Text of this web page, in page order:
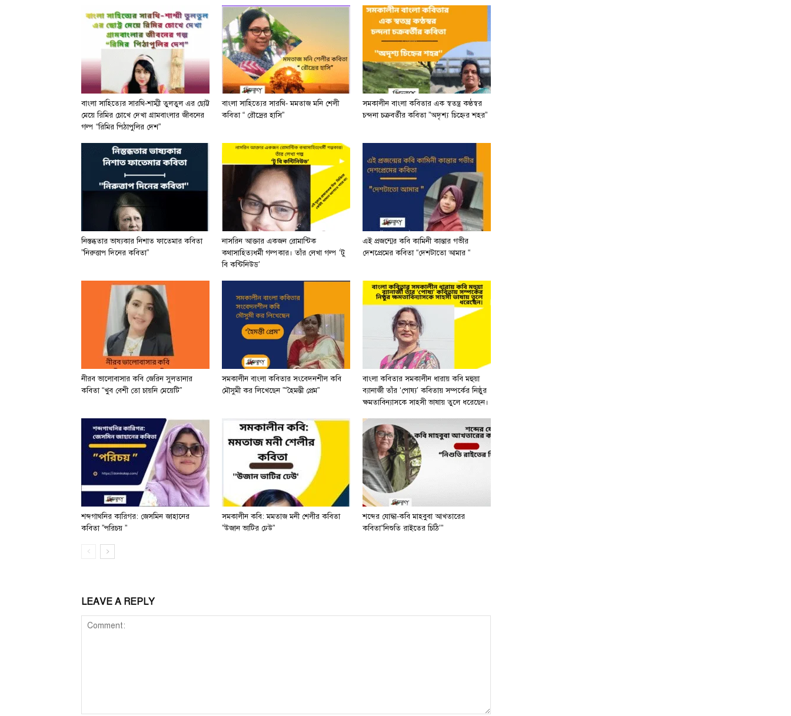
বাংলা সাহিত্যের সারথি-শাম্মী তুলতুল এর ছোট্ট
মেয়ে রিমির চোখে দেখা গ্রামবাংলার জীবনের
গল্প “রিমির পিঠাপুলির দেশ”
বাংলা সাহিত্যের সারথি- মমতাজ মনি শেলী
কবিতা “ রৌদ্রের হাসি”
সমকালীন বাংলা কবিতার এক স্বতন্ত্র কণ্ঠস্বর
চন্দনা চক্রবর্তীর কবিতা ”অদৃশ্য চিহ্নের শহর”
নিস্তব্ধতার ভাষ্যকার নিশাত ফাতেমার কবিতা
”নিরুত্তাপ দিনের কবিতা”
নাসরিন আক্তার একজন রোমান্টিক
কথাসাহিত্যধর্মী গল্পকার। তাঁর লেখা গল্প ‘টু
বি কন্টিনিউড’
এই প্রজন্মের কবি কামিনী কান্তার গভীর
দেশপ্রেমের কবিতা “দেশটাতো আমার “
নীরব ভালোবাসার কবি জেরিন সুলতানার
কবিতা “খুব বেশী তো চায়নি মেয়েটি”
সমকালীন বাংলা কবিতার সংবেদনশীল কবি
মৌসুমী কর লিখেছেন ”“হৈমন্তী প্রেম”
বাংলা কবিতার সমকালীন ধারায় কবি মহুয়া
ব্যানার্জী তাঁর ‘পোষ্য’ কবিতায় সম্পর্কের নিষ্ঠুর
ক্ষমতাবিন্যাসকে সাহসী ভাষায় তুলে ধরেছেন।
শব্দগাথনির কারিগর: জেসমিন জাহানের
কবিতা ”পরিচয় ”
সমকালীন কবি: মমতাজ মনী শেলীর কবিতা
”উজান ভাটির ঢেউ”
শব্দের যোদ্ধা-কবি মাহবুবা আখতারের
কবিতা“নিশুতি রাইতের চিঠি’”
LEAVE A REPLY